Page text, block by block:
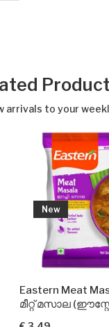
arrivals to your
Masala
(ഈസ്റ്റേൺ)